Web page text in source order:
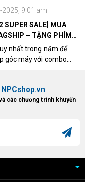
2025, 9:01 am
SUPER SALE] MUA
– TẶNG PHÍM
nhất trong năm để
góc máy với combo
Gaming cao cấp nhất,
ngay quà tặng trị giá
NPCshop.vn
các chương trình khuyến